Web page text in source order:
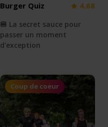
Burger Quiz 4.68
🍔 La secret sauce pour
passer un moment
d'exception
Coup de coeur